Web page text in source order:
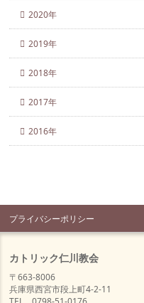
2020年
2019年
2018年
2017年
2016年
プライバシーポリシー
カトリック仁川教会
〒663-8006
兵庫県西宮市段上町4-2-11